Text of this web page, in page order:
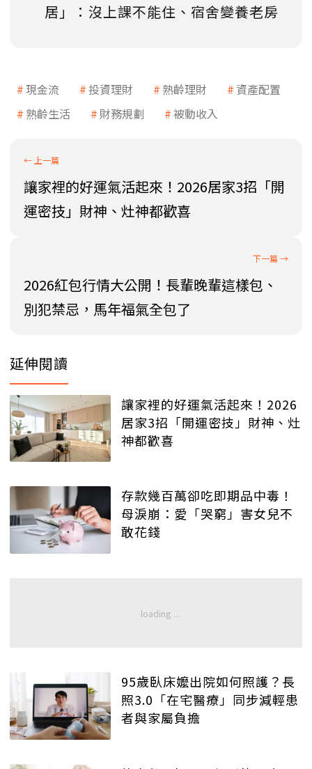
居」：沒上課不能住、宿舍變養老房
現金流 投資理財 熟齡理財
資產配置
熟齡生活
財務規劃 被動收入
讓家裡的好運氣活起來！2026居家3招「開
運密技」財神、灶神都歡喜
2026紅包行情大公開！長輩晚輩這樣包、
別犯禁忌，馬年福氣全包了
延伸閱讀
讓家裡的好運氣活起來！2026
居家3招「開運密技」財神、灶
神都歡喜
存款幾百萬卻吃即期品中毒！
母淚崩：愛「哭窮」害女兒不
敢花錢
95歲臥床嬤出院如何照護？長
照3.0「在宅醫療」同步減輕患
者與家屬負擔